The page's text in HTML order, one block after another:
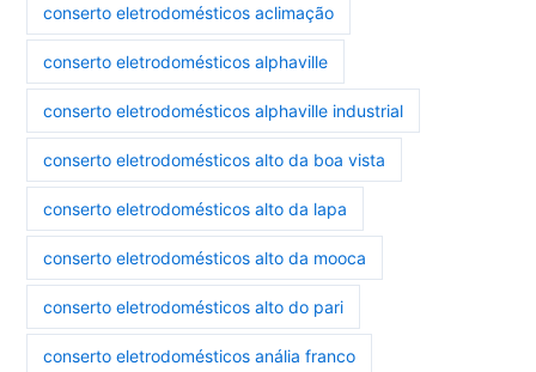
conserto eletrodomésticos aclimação
conserto eletrodomésticos alphaville
conserto eletrodomésticos alphaville industrial
conserto eletrodomésticos alto da boa vista
conserto eletrodomésticos alto da lapa
conserto eletrodomésticos alto da mooca
conserto eletrodomésticos alto do pari
conserto eletrodomésticos anália franco